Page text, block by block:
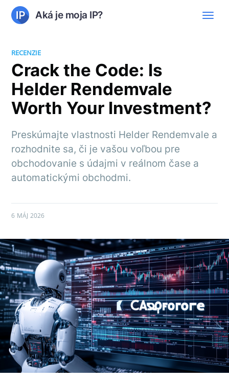
Aká je moja IP?
RECENZIE
Crack the Code: Is
Helder Rendemvale
Worth Your Investment?
Preskúmajte vlastnosti Helder Rendemvale a
rozhodnite sa, či je vašou voľbou pre
obchodovanie s údajmi v reálnom čase a
automatickými obchodmi.
6 MÁJ 2026